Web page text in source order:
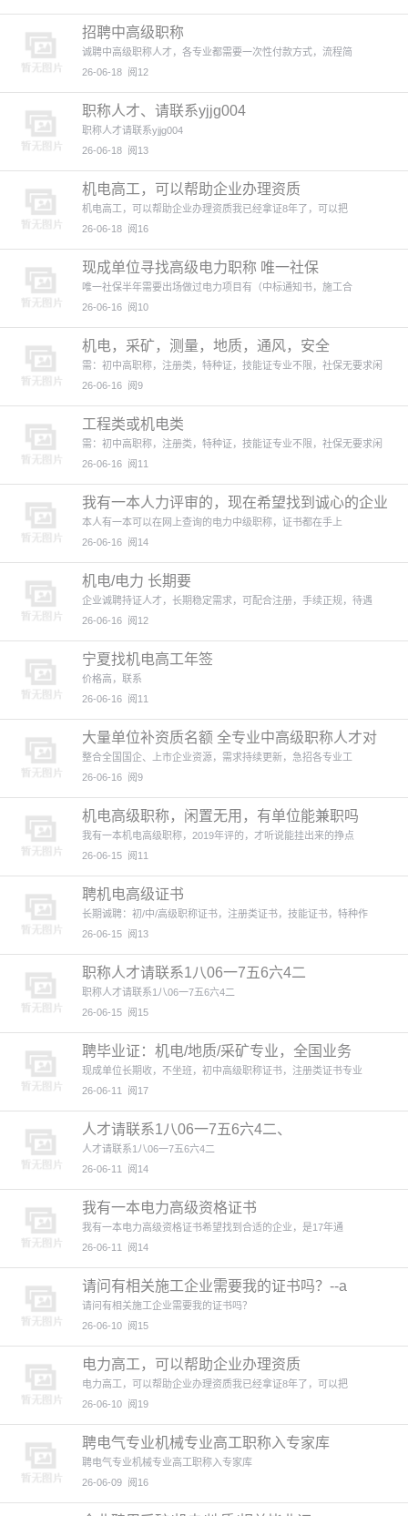
招聘中高级职称
诚聘中高级职称人才，各专业都需要一次性付款方式，流程简
26-06-18 阅12
职称人才、请联系yjjg004
职称人才请联系yjjg004
26-06-18 阅13
机电高工，可以帮助企业办理资质
机电高工，可以帮助企业办理资质我已经拿证8年了，可以把
26-06-18 阅16
现成单位寻找高级电力职称 唯一社保
唯一社保半年需要出场做过电力项目有（中标通知书，施工合
26-06-16 阅10
机电，采矿，测量，地质，通风，安全
需：初中高职称，注册类，特种证，技能证专业不限，社保无要求闲
26-06-16 阅9
工程类或机电类
需：初中高职称，注册类，特种证，技能证专业不限，社保无要求闲
26-06-16 阅11
我有一本人力评审的，现在希望找到诚心的企业
用上证书
本人有一本可以在网上查询的电力中级职称，证书都在手上
26-06-16 阅14
机电/电力 长期要
企业诚聘持证人才，长期稳定需求，可配合注册，手续正规，待遇
26-06-16 阅12
宁夏找机电高工年签
价格高，联系
26-06-16 阅11
大量单位补资质名额 全专业中高级职称人才对
接
整合全国国企、上市企业资源，需求持续更新，急招各专业工
26-06-16 阅9
机电高级职称，闲置无用，有单位能兼职吗
我有一本机电高级职称，2019年评的，才听说能挂出来的挣点
26-06-15 阅11
聘机电高级证书
长期诚聘：初/中/高级职称证书，注册类证书，技能证书，特种作
26-06-15 阅13
职称人才请联系1八06一7五6六4二
职称人才请联系1八06一7五6六4二
26-06-15 阅15
聘毕业证：机电/地质/采矿专业，全国业务
现成单位长期收，不坐班，初中高级职称证书，注册类证书专业
26-06-11
阅17
人才请联系1八06一7五6六4二、
人才请联系1八06一7五6六4二
26-06-11
阅14
我有一本电力高级资格证书
我有一本电力高级资格证书希望找到合适的企业，是17年通
26-06-11
阅14
请问有相关施工企业需要我的证书吗？--a
请问有相关施工企业需要我的证书吗？
26-06-10 阅15
电力高工，可以帮助企业办理资质
电力高工，可以帮助企业办理资质我已经拿证8年了，可以把
26-06-10 阅19
聘电气专业机械专业高工职称入专家库
聘电气专业机械专业高工职称入专家库
26-06-09 阅16